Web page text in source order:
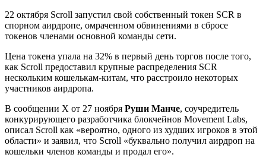
22 октября Scroll запустил свой собственный токен SCR в
спорном аирдропе, омраченном обвинениями в сбросе
токенов членами основной команды сети.
Цена токена упала на 32% в первый день торгов после того,
как Scroll предоставил крупные распределения SCR
нескольким кошелькам-китам, что расстроило некоторых
участников аирдропа.
В сообщении X от 27 ноября Руши Манче, соучредитель
конкурирующего разработчика блокчейнов Movement Labs,
описал Scroll как «вероятно, одного из худших игроков в этой
области» и заявил, что Scroll «буквально получил аирдроп на
кошельки членов команды и продал его».